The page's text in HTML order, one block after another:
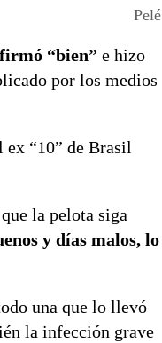
Pelé
“bien” e hizo
por los medios
ex “10” de Brasil
la pelota siga
y días malos, lo
una que lo llevó
la infección grave